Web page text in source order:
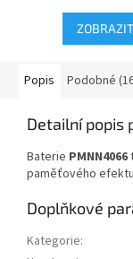
Popis Podobné
Detailní popis
Baterie PMNN4066
paměťového
Doplňkové
Kategorie: